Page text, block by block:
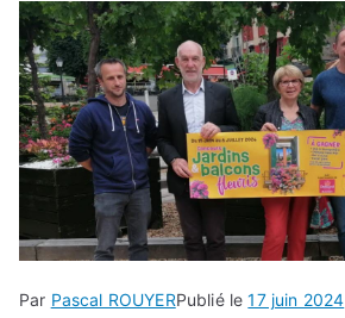
Par Pascal ROUYERPublié le17 juin 2024